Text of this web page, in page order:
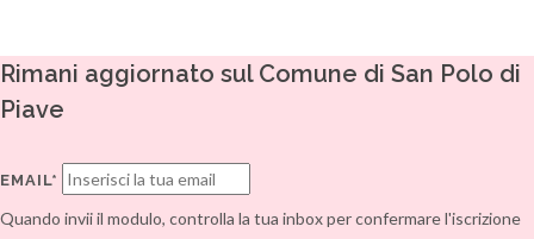
Rimani aggiornato sul Comune di San Polo di
Piave
EMAIL*
Quando invii il modulo, controlla la tua inbox per confermare l'iscrizione